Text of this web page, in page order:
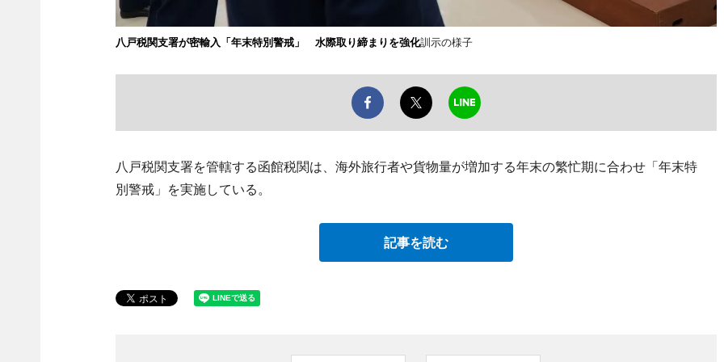
八戸税関支署が密輸入「年末特別警戒」 水際取り締まりを強化訓示の様子
八戸税関支署を管轄する函館税関は、海外旅行者や貨物量が増加する年末の繁忙期に合わせ「年末特
別警戒」を実施している。
記事を読む